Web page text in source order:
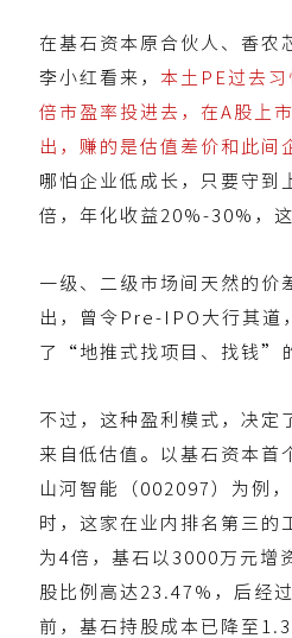
在基石资本原合伙人、香农
李小红看来， 本土PE过去
倍市盈率投进去，在A股上
出，赚的是估值差价和此间
哪怕企业低成长，只要守到
倍，年化收益20%-30%，
一级、二级市场间天然的价
出，曾令Pre-IPO大行其道
了“地推式找项目、找钱”
不过，这种盈利模式，决定
来自低估值。以基石资本首
山河智能（002097）为例
时，这家在业内排名第三的
为4倍，基石以3000万元增
股比例高达23.47%，后经
前，基石持股成本已降至